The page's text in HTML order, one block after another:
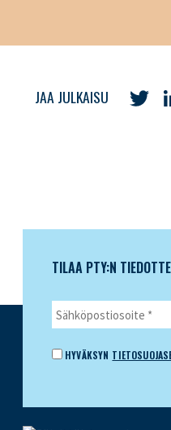
JAA JULKAISU
TILAA PTY:N
HYVÄKSYN